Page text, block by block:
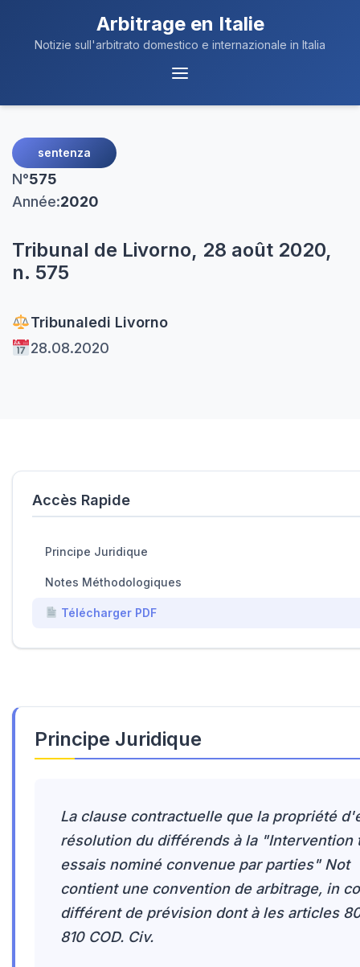
Arbitrage en Italie
Notizie sull'arbitrato domestico e internazionale in Italia
Navigation
sentenza
N°575
Année:2020
Tribunal de Livorno, 28 août 2020,
n. 575
Tribunaledi Livorno
28.08.2020
Principe Juridique
La clause contractuelle que la propriété
résolution du différends à la "Intervention
essais nominé convenue par parties" Not
contient une convention de arbitrage, in
différent de prévision dont à les articles
810 COD. Civ.
Accès Rapide
Principe Juridique
Notes Méthodologiques
Télécharger PDF